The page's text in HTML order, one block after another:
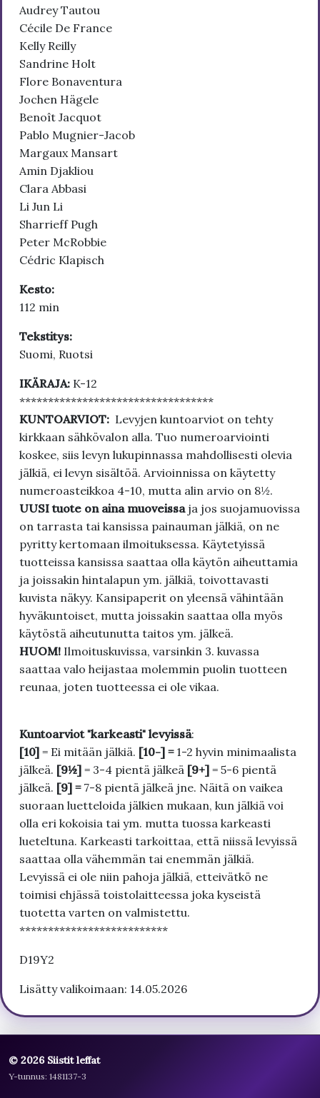
Audrey Tautou
Cécile De France
Kelly Reilly
Sandrine Holt
Flore Bonaventura
Jochen Hägele
Benoît Jacquot
Pablo Mugnier-Jacob
Margaux Mansart
Amin Djakliou
Clara Abbasi
Li Jun Li
Sharrieff Pugh
Peter McRobbie
Cédric Klapisch
Kesto:
112 min
Tekstitys:
Suomi, Ruotsi
IKÄRAJA: K-12
**********************************
KUNTOARVIOT: Levyjen kuntoarviot on tehty
kirkkaan sähkövalon alla. Tuo numeroarviointi
koskee, siis levyn lukupinnassa mahdollisesti olevia
jälkiä, ei levyn sisältöä. Arvioinnissa on käytetty
numeroasteikkoa 4-10, mutta alin arvio on 8½.
UUSI tuote on aina muoveissa ja jos suojamuovissa
on tarrasta tai kansissa painauman jälkiä, on ne
pyritty kertomaan ilmoituksessa. Käytetyissä
tuotteissa kansissa saattaa olla käytön aiheuttamia
ja joissakin hintalapun ym. jälkiä, toivottavasti
kuvista näkyy. Kansipaperit on yleensä vähintään
hyväkuntoiset, mutta joissakin saattaa olla myös
käytöstä aiheutunutta taitos ym. jälkeä.
HUOM! Ilmoituskuvissa, varsinkin 3. kuvassa
saattaa valo heijastaa molemmin puolin tuotteen
reunaa, joten tuotteessa ei ole vikaa.
Kuntoarviot "karkeasti" levyissä:
[10] = Ei mitään jälkiä. [10-] = 1-2 hyvin minimaalista
jälkeä. [9½] = 3-4 pientä jälkeä [9+] = 5-6 pientä
jälkeä. [9] = 7-8 pientä jälkeä jne. Näitä on vaikea
suoraan luetteloida jälkien mukaan, kun jälkiä voi
olla eri kokoisia tai ym. mutta tuossa karkeasti
lueteltuna. Karkeasti tarkoittaa, että niissä levyissä
saattaa olla vähemmän tai enemmän jälkiä.
Levyissä ei ole niin pahoja jälkiä, etteivätkö ne
toimisi ehjässä toistolaitteessa joka kyseistä
tuotetta varten on valmistettu.
**************************
D19Y2
Lisätty valikoimaan: 14.05.2026
© 2026 Siistit leffat
Y-tunnus: 1481137-3